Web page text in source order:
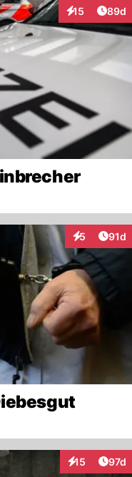
15
Interaktionen
89d
5
Interaktionen
91d
15
Interaktionen
97d